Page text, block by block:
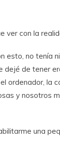
ver con la
esto, no tenía
dejé de tener
ordenador, la
y nosotros
una